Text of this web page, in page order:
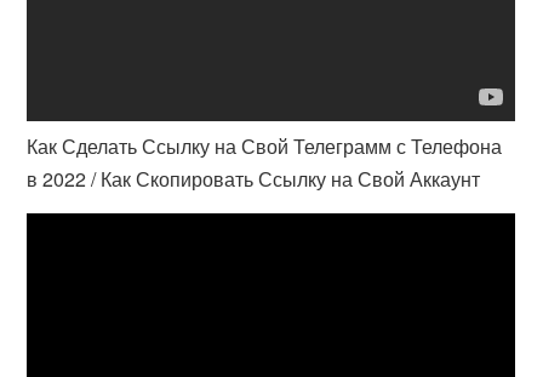
Как Сделать Ссылку на Свой Телеграмм с Телефона
в 2022 / Как Скопировать Ссылку на Свой Аккаунт